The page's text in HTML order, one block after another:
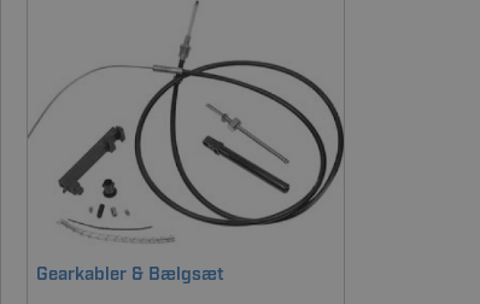
Gearkabler & Bælgsæt